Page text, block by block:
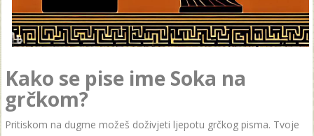
Kako se pise ime Soka na
grčkom?
Pritiskom na dugme možeš doživjeti ljepotu grčkog pisma. Tvoje